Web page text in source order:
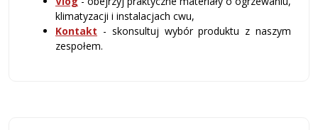
klimatyzacji i instalacjach cwu,
Kontakt - skonsultuj wybór produktu z naszym
zespołem.